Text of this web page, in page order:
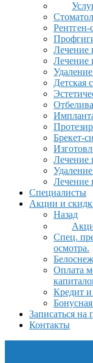
Лечение
Лечение
Удаление
Детская
Брекет-
Лечение
Лечение
Специалисты
Акции и
Назад
Спец.
осмотра.
Оплата
Кредит и
Записаться на
Контакты